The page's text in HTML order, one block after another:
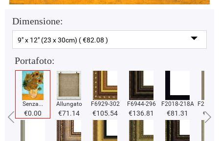
Dimensione:
9" x 12" (23 x 30cm) ( €82.08 )
Portafoto:
Senza...
€0.00
Allungato
€71.14
F6929-302
€105.54
F6944-296
€136.81
F2018-218A
€81.31
F2018-